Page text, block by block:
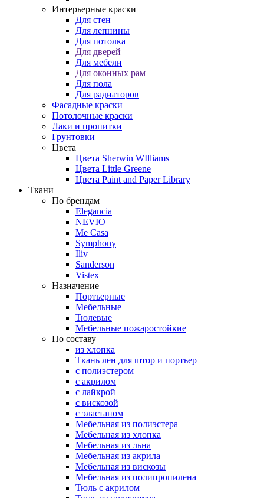
Интерьерные краски
Для стен
Для лепнины
Для потолка
Для дверей
Для мебели
Для оконных рам
Для пола
Для радиаторов
Фасадные краски
Потолочные краски
Лаки и пропитки
Грунтовки
Цвета
Цвета Sherwin WIlliams
Цвета Little Greene
Цвета Paint and Paper Library
Ткани
По брендам
Elegancia
NEVIO
Me Casa
Symphony
Iliv
Sanderson
Vistex
Назначение
Портьерные
Мебельные
Тюлевые
Мебельные пожаростойкие
По составу
из хлопка
Ткань лен для штор и портьер
с полиэстером
с акрилом
с лайкрой
с вискозой
с эластаном
Мебельная из полиэстера
Мебельная из хлопка
Мебельная из льна
Мебельная из акрила
Мебельная из вискозы
Мебельная из полипропилена
Тюль с акрилом